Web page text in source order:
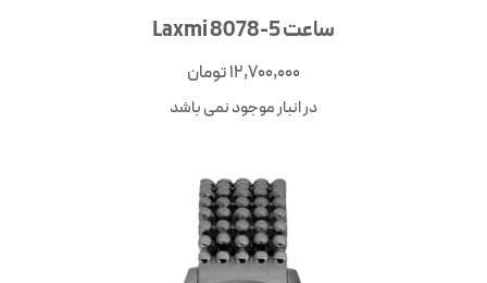
ساعت Laxmi 8078-5
12,700,000تومان
در انبار موجود نمی باشد